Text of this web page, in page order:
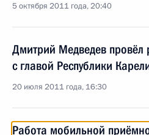
5 октября 2011 года, 20:40
Дмитрий Медведев провёл
с главой Республики
20 июля 2011 года, 16:30
Работа мобильной